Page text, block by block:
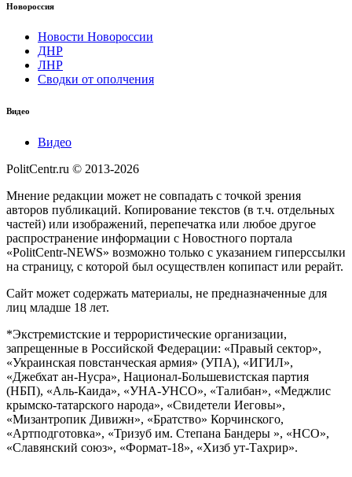
Новороссия
Новости Новороссии
ДНР
ЛНР
Сводки от ополчения
Видео
Видео
PolitCentr.ru © 2013-2026
Мнение редакции может не совпадать с точкой зрения
авторов публикаций. Копирование текстов (в т.ч. отдельных
частей) или изображений, перепечатка или любое другое
распространение информации с Новостного портала
«PolitCentr-NEWS» возможно только с указанием гиперссылки
на страницу, с которой был осуществлен копипаст или рерайт.
Сайт может содержать материалы, не предназначенные для
лиц младше 18 лет.
*Экстремистские и террористические организации,
запрещенные в Российской Федерации: «Правый сектор»,
«Украинская повстанческая армия» (УПА), «ИГИЛ»,
«Джебхат ан-Нусра», Национал-Большевистская партия
(НБП), «Аль-Каида», «УНА-УНСО», «Талибан», «Меджлис
крымско-татарского народа», «Свидетели Иеговы»,
«Мизантропик Дивижн», «Братство» Корчинского,
«Артподготовка», «Тризуб им. Степана Бандеры », «НСО»,
«Славянский союз», «Формат-18», «Хизб ут-Тахрир».